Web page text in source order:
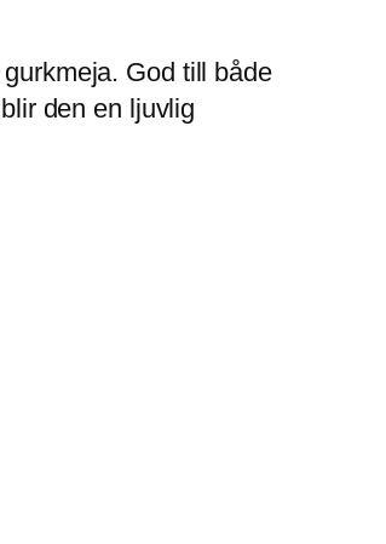
God till både
den en ljuvlig